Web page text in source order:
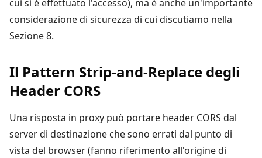
cui si è effettuato l'accesso), ma è anche un'importante
considerazione di sicurezza di cui discutiamo nella
Sezione 8.
Il Pattern Strip-and-Replace degli
Header CORS
Una risposta in proxy può portare header CORS dal
server di destinazione che sono errati dal punto di
vista del browser (fanno riferimento all'origine di